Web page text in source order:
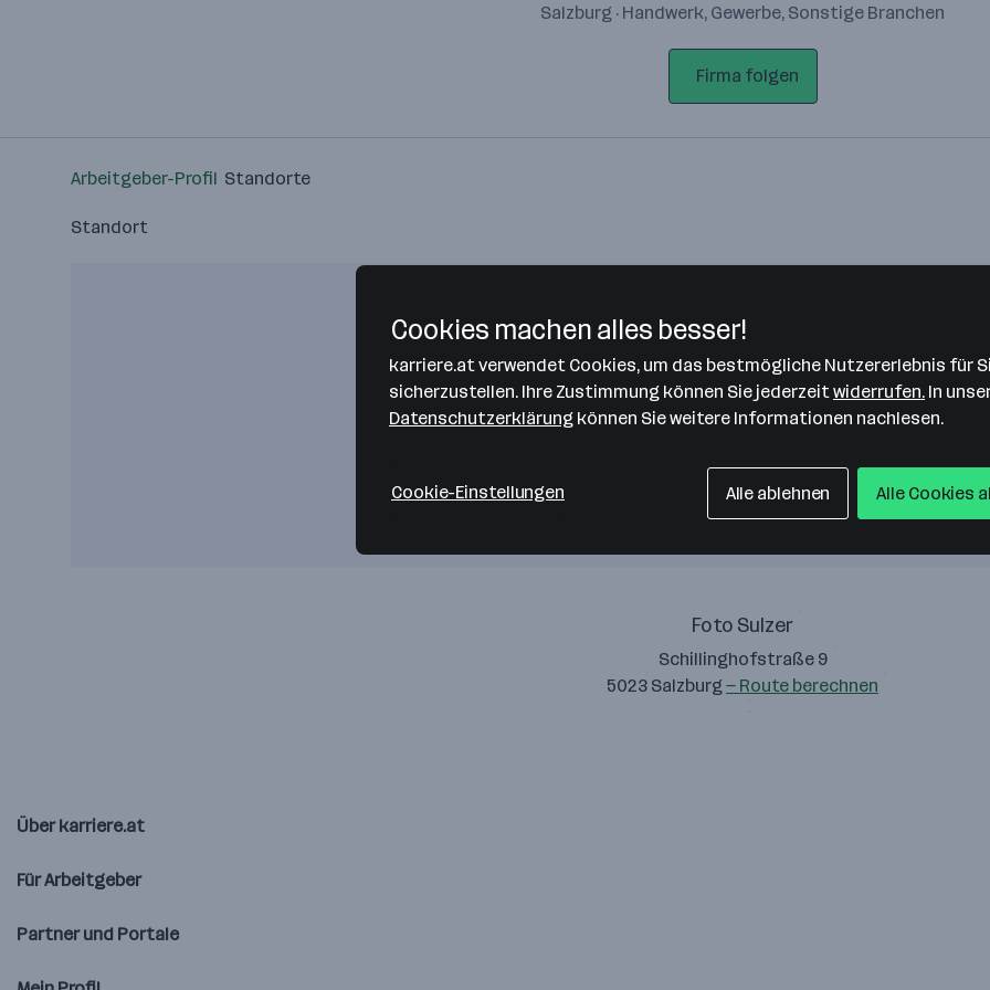
Salzburg · Handwerk, Gewerbe, Sonstige Branchen
Firma folgen
Arbeitgeber-Profil Standorte
Standort
Bitte stimme unseren Cookie-
Richtlinien zu, um diese Karte
anzuzeigen.
Zustimmung geben
Foto Sulzer
Schillinghofstraße 9
5023 Salzburg — Route berechnen
Über karriere.at
Für Arbeitgeber
Partner und Portale
Cookies machen alles besser!
karriere.at verwendet Cookies, um das bestmögliche Nutzererlebnis für
sicherzustellen. Ihre Zustimmung können Sie jederzeit widerrufen. In
Datenschutzerklärung können Sie weitere Informationen nachlesen.
Cookie-Einstellungen Alle ablehnen Alle Cookies